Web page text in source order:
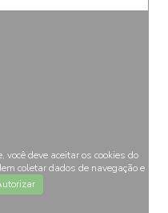
deve aceitar os cookies do
coletar dados de navegação e